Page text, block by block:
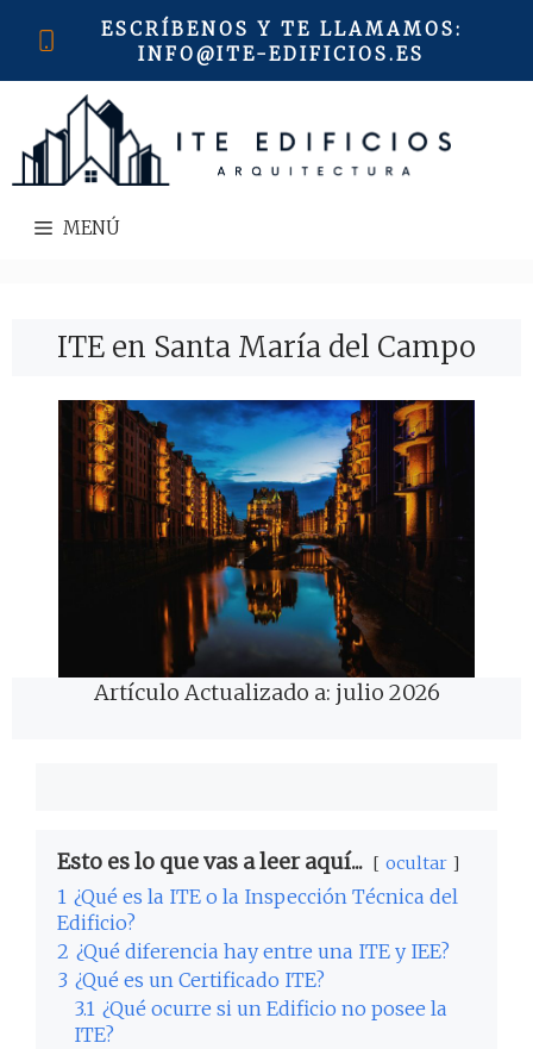
ESCRÍBENOS Y TE LLAMAMOS:
INFO@ITE-EDIFICIOS.ES
MENÚ
ITE en Santa María del Campo
Artículo Actualizado a: julio 2026
Esto es lo que vas a leer aquí... ocultar
1 ¿Qué es la ITE o la Inspección Técnica del
Edificio?
2 ¿Qué diferencia hay entre una ITE y IEE?
3 ¿Qué es un Certificado ITE?
3.1 ¿Qué ocurre si un Edificio no posee la
ITE?